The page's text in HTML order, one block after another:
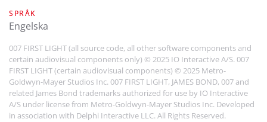
SPRÅK
engelska
007 FIRST LIGHT (all source code, all other software components and
certain audiovisual components only) © 2025 IO Interactive A/S. 007
FIRST LIGHT (certain audiovisual components) © 2025 Metro-
Goldwyn-Mayer Studios Inc. 007 FIRST LIGHT, JAMES BOND, 007 and
related James Bond trademarks authorized for use by IO Interactive
A/S under license from Metro-Goldwyn-Mayer Studios Inc. Developed
in association with Delphi Interactive LLC. All Rights Reserved.